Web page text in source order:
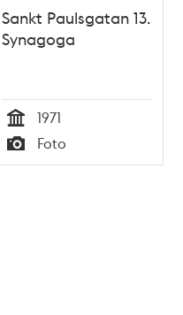
Sankt Paulsgatan 13.
Synagoga
Tid
1971
Typ
Foto